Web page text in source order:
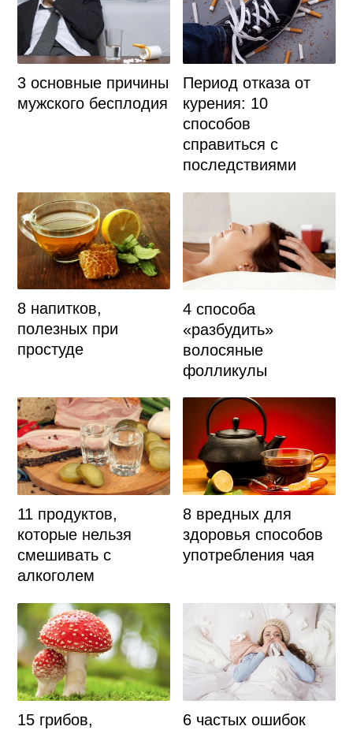
3 основные причины
мужского бесплодия
Период отказа от
курения: 10
способов
справиться с
последствиями
8 напитков,
полезных при
простуде
4 способа
«разбудить»
волосяные
фолликулы
11 продуктов,
которые нельзя
смешивать с
алкоголем
8 вредных для
здоровья способов
употребления чая
15 грибов,
6 частых ошибок